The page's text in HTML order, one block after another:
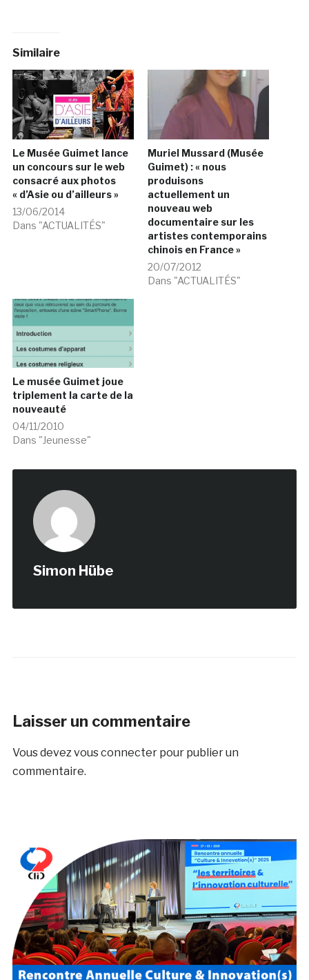
Similaire
Le Musée Guimet lance
un concours sur le web
consacré aux photos
« d’Asie ou d’ailleurs »
13/06/2014
Dans "ACTUALITÉS"
Muriel Mussard (Musée
Guimet) : « nous
produisons
actuellement un
nouveau web
documentaire sur les
artistes contemporains
chinois en France »
20/07/2012
Dans "ACTUALITÉS"
Le musée Guimet joue
triplement la carte de la
nouveauté
04/11/2010
Dans "Jeunesse"
Simon Hübe
Laisser un commentaire
Vous devezvous connecterpour publier un
commentaire.